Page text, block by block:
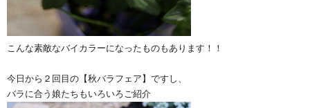
こんな素敵なバイカラーになったものもあります！！
今日から２回目の【秋バラフェア】ですし、
バラに合う娘たちもいろいろご紹介